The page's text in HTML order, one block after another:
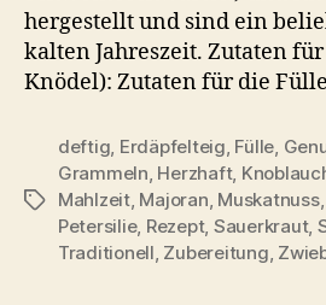
hergestellt und sind ein
kalten Jahreszeit. Zutaten für
Knödel): Zutaten für die
Schlagwörter
deftig, Erdäpfelteig, Fülle,
Grammeln, Herzhaft,
Mahlzeit, Majoran, Muskatnuss,
Petersilie, Rezept, Sauerkraut,
Traditionell, Zubereitung,